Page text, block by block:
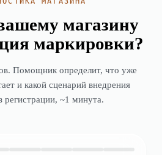
магазину
маркировки?
Помощник определит, что уже
и какой сценарий внедрения
регистрации, ~1 минута.